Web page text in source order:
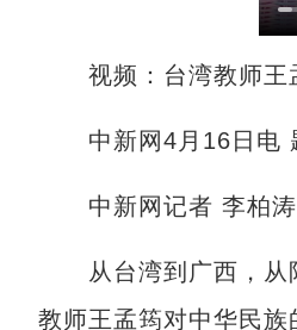
视频：台湾教师王
中新网4月16日电 题
中新网记者 李柏涛
从台湾到广西，从陌
教师王孟筠对中华民